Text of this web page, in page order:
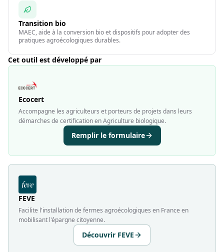
Transition bio
MAEC, aide à la conversion bio et dispositifs pour adopter des
pratiques agroécologiques durables.
Cet outil est développé par
Ecocert
Accompagne les agriculteurs et porteurs de projets dans leurs
démarches de certification en Agriculture biologique.
Remplir le formulaire
FEVE
Facilite l'installation de fermes agroécologiques en France en
mobilisant l'épargne citoyenne.
Découvrir FEVE